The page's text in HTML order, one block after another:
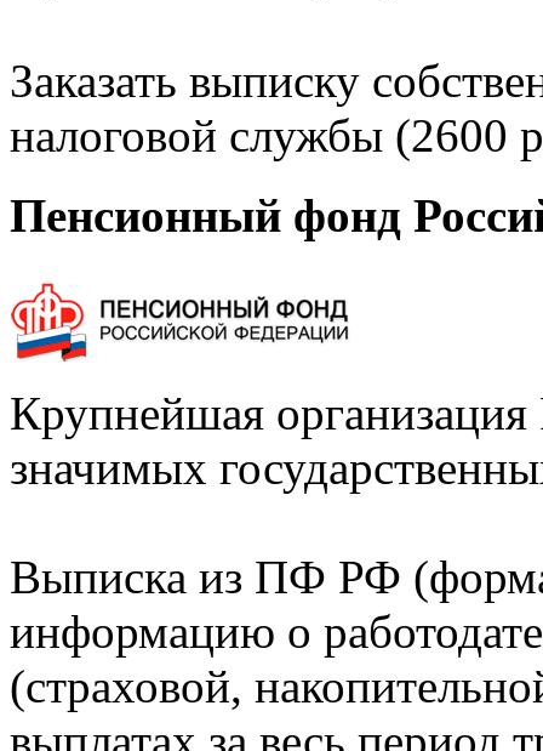
Заказать выписку
налоговой службы (2600
Пенсионный фонд
Крупнейшая
значимых
Выписка из ПФ РФ
информацию о
(страховой,
выплатах за весь период